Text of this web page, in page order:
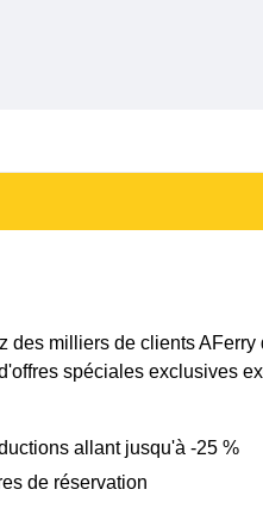
des milliers de clients
spéciales exclusives
allant jusqu'à -25 %
de réservation